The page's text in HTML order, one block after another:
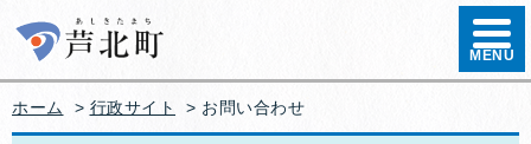
ハンバ
MENU
ホーム > 行政サイト > お問い合わせ